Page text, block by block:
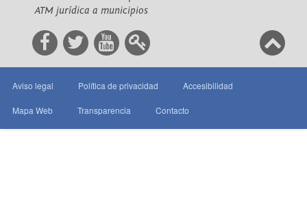
ATM jurídica a municipios
Aviso legal Política de privacidad Accesibilidad
Mapa Web Transparencia Contacto